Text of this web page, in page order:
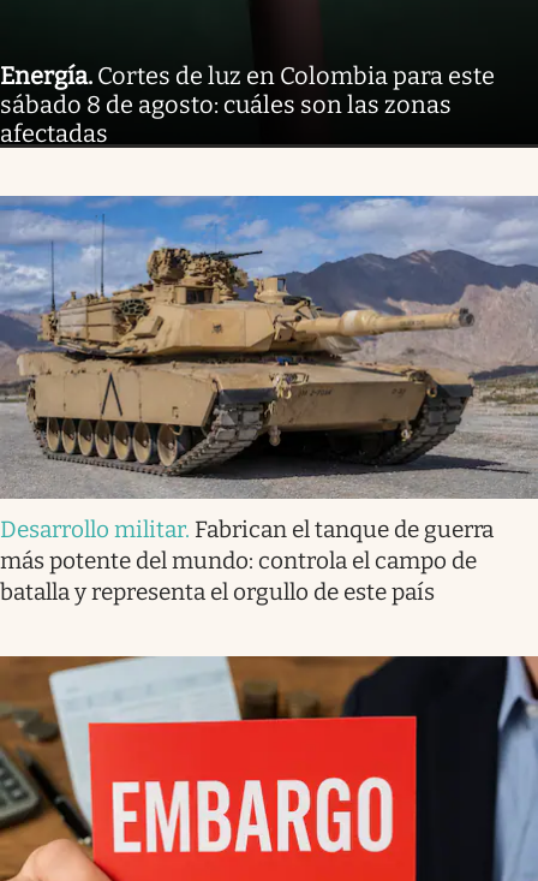
Energía. Cortes de luz en Colombia para este
sábado 8 de agosto: cuáles son las zonas
afectadas
Desarrollo militar. Fabrican el tanque de guerra
más potente del mundo: controla el campo de
batalla y representa el orgullo de este país